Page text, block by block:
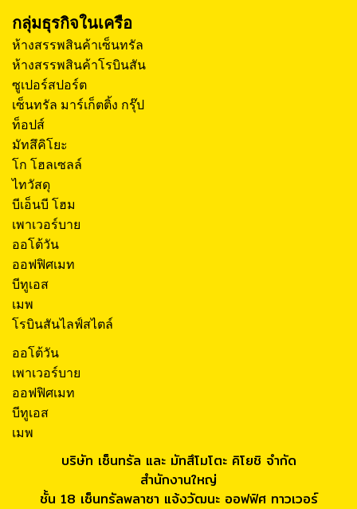
กลุ่มธุรกิจในเครือ
ห้างสรรพสินค้าเซ็นทรัล
ห้างสรรพสินค้าโรบินสัน
ซูเปอร์สปอร์ต
เซ็นทรัล มาร์เก็ตติ้ง กรุ๊ป
ท็อปส์
มัทสึคิโยะ
โก โฮลเซลล์
ไทวัสดุ
บีเอ็นบี โฮม
เพาเวอร์บาย
ออโต้วัน
ออฟฟิศเมท
บีทูเอส
เมพ
โรบินสันไลฟ์สไตล์
ออโต้วัน
เพาเวอร์บาย
ออฟฟิศเมท
บีทูเอส
เมพ
บริษัท เซ็นทรัล และ มัทสึโมโตะ คิโยชิ จำกัด
สำนักงานใหญ่
ชั้น 18 เซ็นทรัลพลาซา แจ้งวัฒนะ ออฟฟิศ ทาวเวอร์